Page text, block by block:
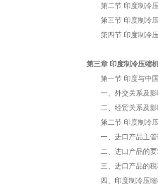
第二节 印度制冷
第三节 印度制冷
第四节 印度制冷
第三章 印度制冷压缩
第一节 印度与中
一、外交关系及
二、经贸关系及
第二节 印度制冷
一、进口产品主
二、进口产品的
三、进口产品的
四、 印度制冷压